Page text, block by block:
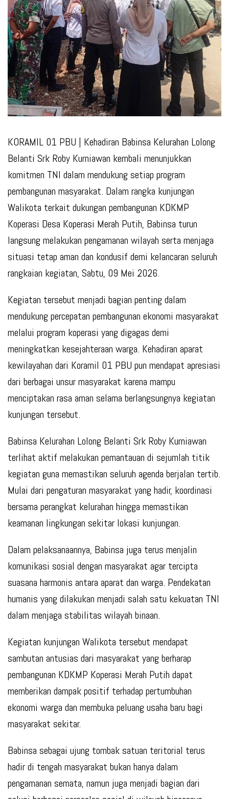
KORAMIL 01 PBU | Kehadiran Babinsa Kelurahan Lolong
Belanti Srk Roby Kurniawan kembali menunjukkan
komitmen TNI dalam mendukung setiap program
pembangunan masyarakat. Dalam rangka kunjungan
Walikota terkait dukungan pembangunan KDKMP
Koperasi Desa Koperasi Merah Putih, Babinsa turun
langsung melakukan pengamanan wilayah serta menjaga
situasi tetap aman dan kondusif demi kelancaran seluruh
rangkaian kegiatan, Sabtu, 09 Mei 2026.
Kegiatan tersebut menjadi bagian penting dalam
mendukung percepatan pembangunan ekonomi masyarakat
melalui program koperasi yang digagas demi
meningkatkan kesejahteraan warga. Kehadiran aparat
kewilayahan dari Koramil 01 PBU pun mendapat apresiasi
dari berbagai unsur masyarakat karena mampu
menciptakan rasa aman selama berlangsungnya kegiatan
kunjungan tersebut.
Babinsa Kelurahan Lolong Belanti Srk Roby Kurniawan
terlihat aktif melakukan pemantauan di sejumlah titik
kegiatan guna memastikan seluruh agenda berjalan tertib.
Mulai dari pengaturan masyarakat yang hadir, koordinasi
bersama perangkat kelurahan hingga memastikan
keamanan lingkungan sekitar lokasi kunjungan.
Dalam pelaksanaannya, Babinsa juga terus menjalin
komunikasi sosial dengan masyarakat agar tercipta
suasana harmonis antara aparat dan warga. Pendekatan
humanis yang dilakukan menjadi salah satu kekuatan TNI
dalam menjaga stabilitas wilayah binaan.
Kegiatan kunjungan Walikota tersebut mendapat
sambutan antusias dari masyarakat yang berharap
pembangunan KDKMP Koperasi Merah Putih dapat
memberikan dampak positif terhadap pertumbuhan
ekonomi warga dan membuka peluang usaha baru bagi
masyarakat sekitar.
Babinsa sebagai ujung tombak satuan teritorial terus
hadir di tengah masyarakat bukan hanya dalam
pengamanan semata, namun juga menjadi bagian dari